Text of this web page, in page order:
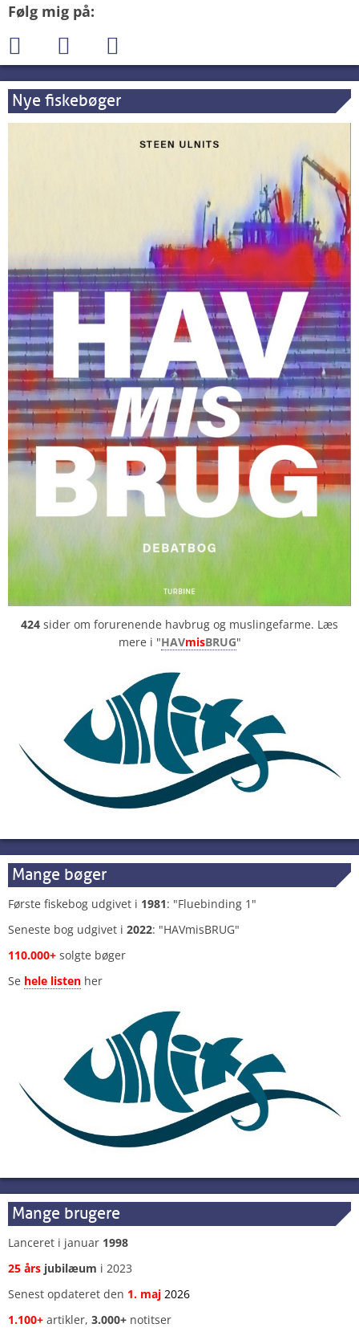
Følg mig på:
Nye fiskebøger
424 sider om forurenende havbrug og muslingefarme. Læs
mere i "HAVmisBRUG"
Mange bøger
Første fiskebog udgivet i 1981: "Fluebinding 1"
Seneste bog udgivet i 2022: "HAVmisBRUG"
110.000+ solgte bøger
Se hele listen her
Mange brugere
Lanceret i januar 1998
25 års jubilæum i 2023
Senest opdateret den 1. maj 2026
1.100+ artikler, 3.000+ notitser